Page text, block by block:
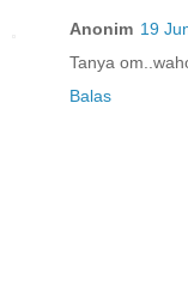
Anonim 19
Tanya
Balas